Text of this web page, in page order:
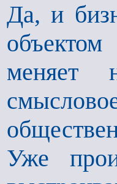
Да, и
меняет
Уже